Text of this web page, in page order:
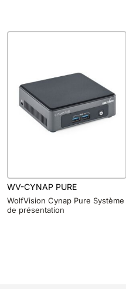
WV-CYNAP PURE
WolfVision Cynap Pure Système
de présentation